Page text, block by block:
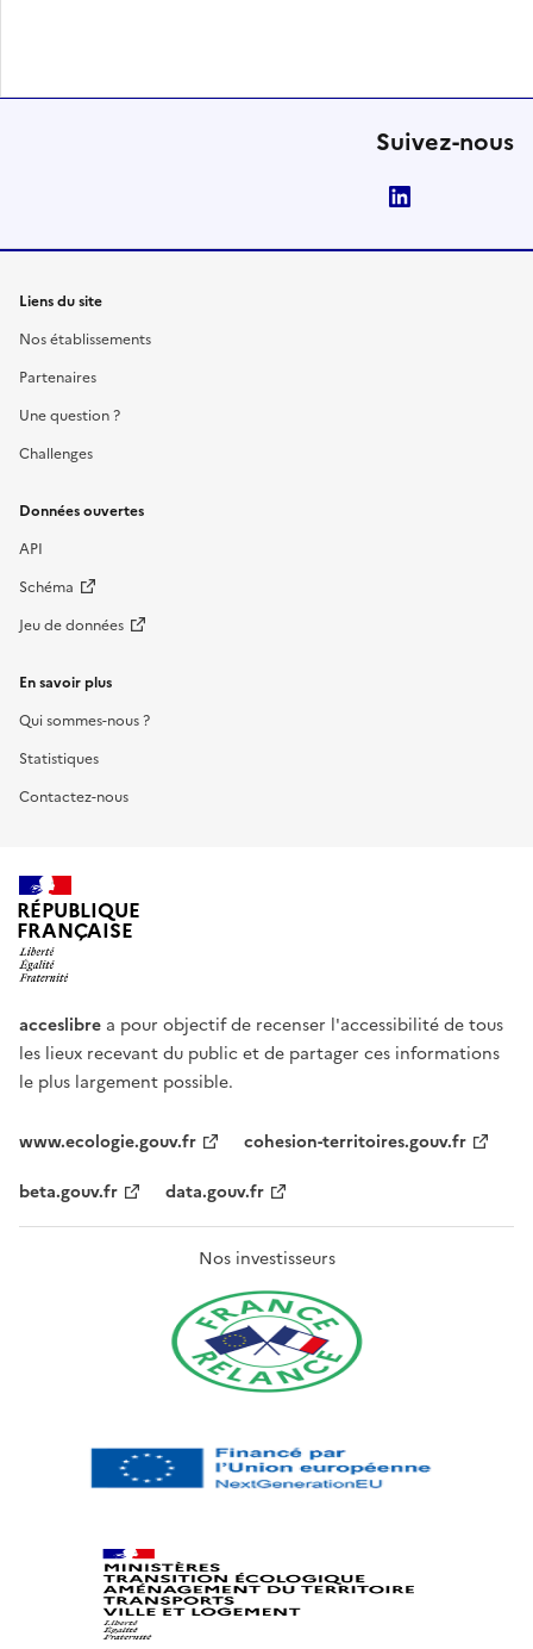
Suivez-nous
Liens du site
Nos établissements
Partenaires
Une question ?
Challenges
Données ouvertes
API
Schéma
Jeu de données
En savoir plus
Qui sommes-nous ?
Statistiques
Contactez-nous
RÉPUBLIQUE
FRANÇAISE
acceslibre a pour objectif de recenser l'accessibilité de tous
les lieux recevant du public et de partager ces informations
le plus largement possible.
www.ecologie.gouv.fr
cohesion-territoires.gouv.fr
beta.gouv.fr
data.gouv.fr
Nos investisseurs